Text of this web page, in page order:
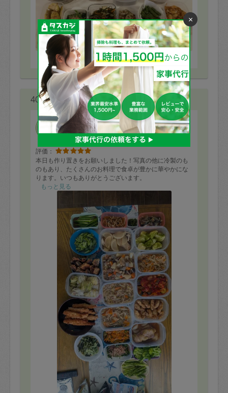
※依頼者の依頼当時の主観的な感想です。
40代 女性より
Rie.U
評価：
本日も作り置きをお願いしました！写真の他に冷製のも
のもあり、たくさんのお料理で食卓が豊かに華やかにな
ります。いつもありがとうございます。
もっと見る
×